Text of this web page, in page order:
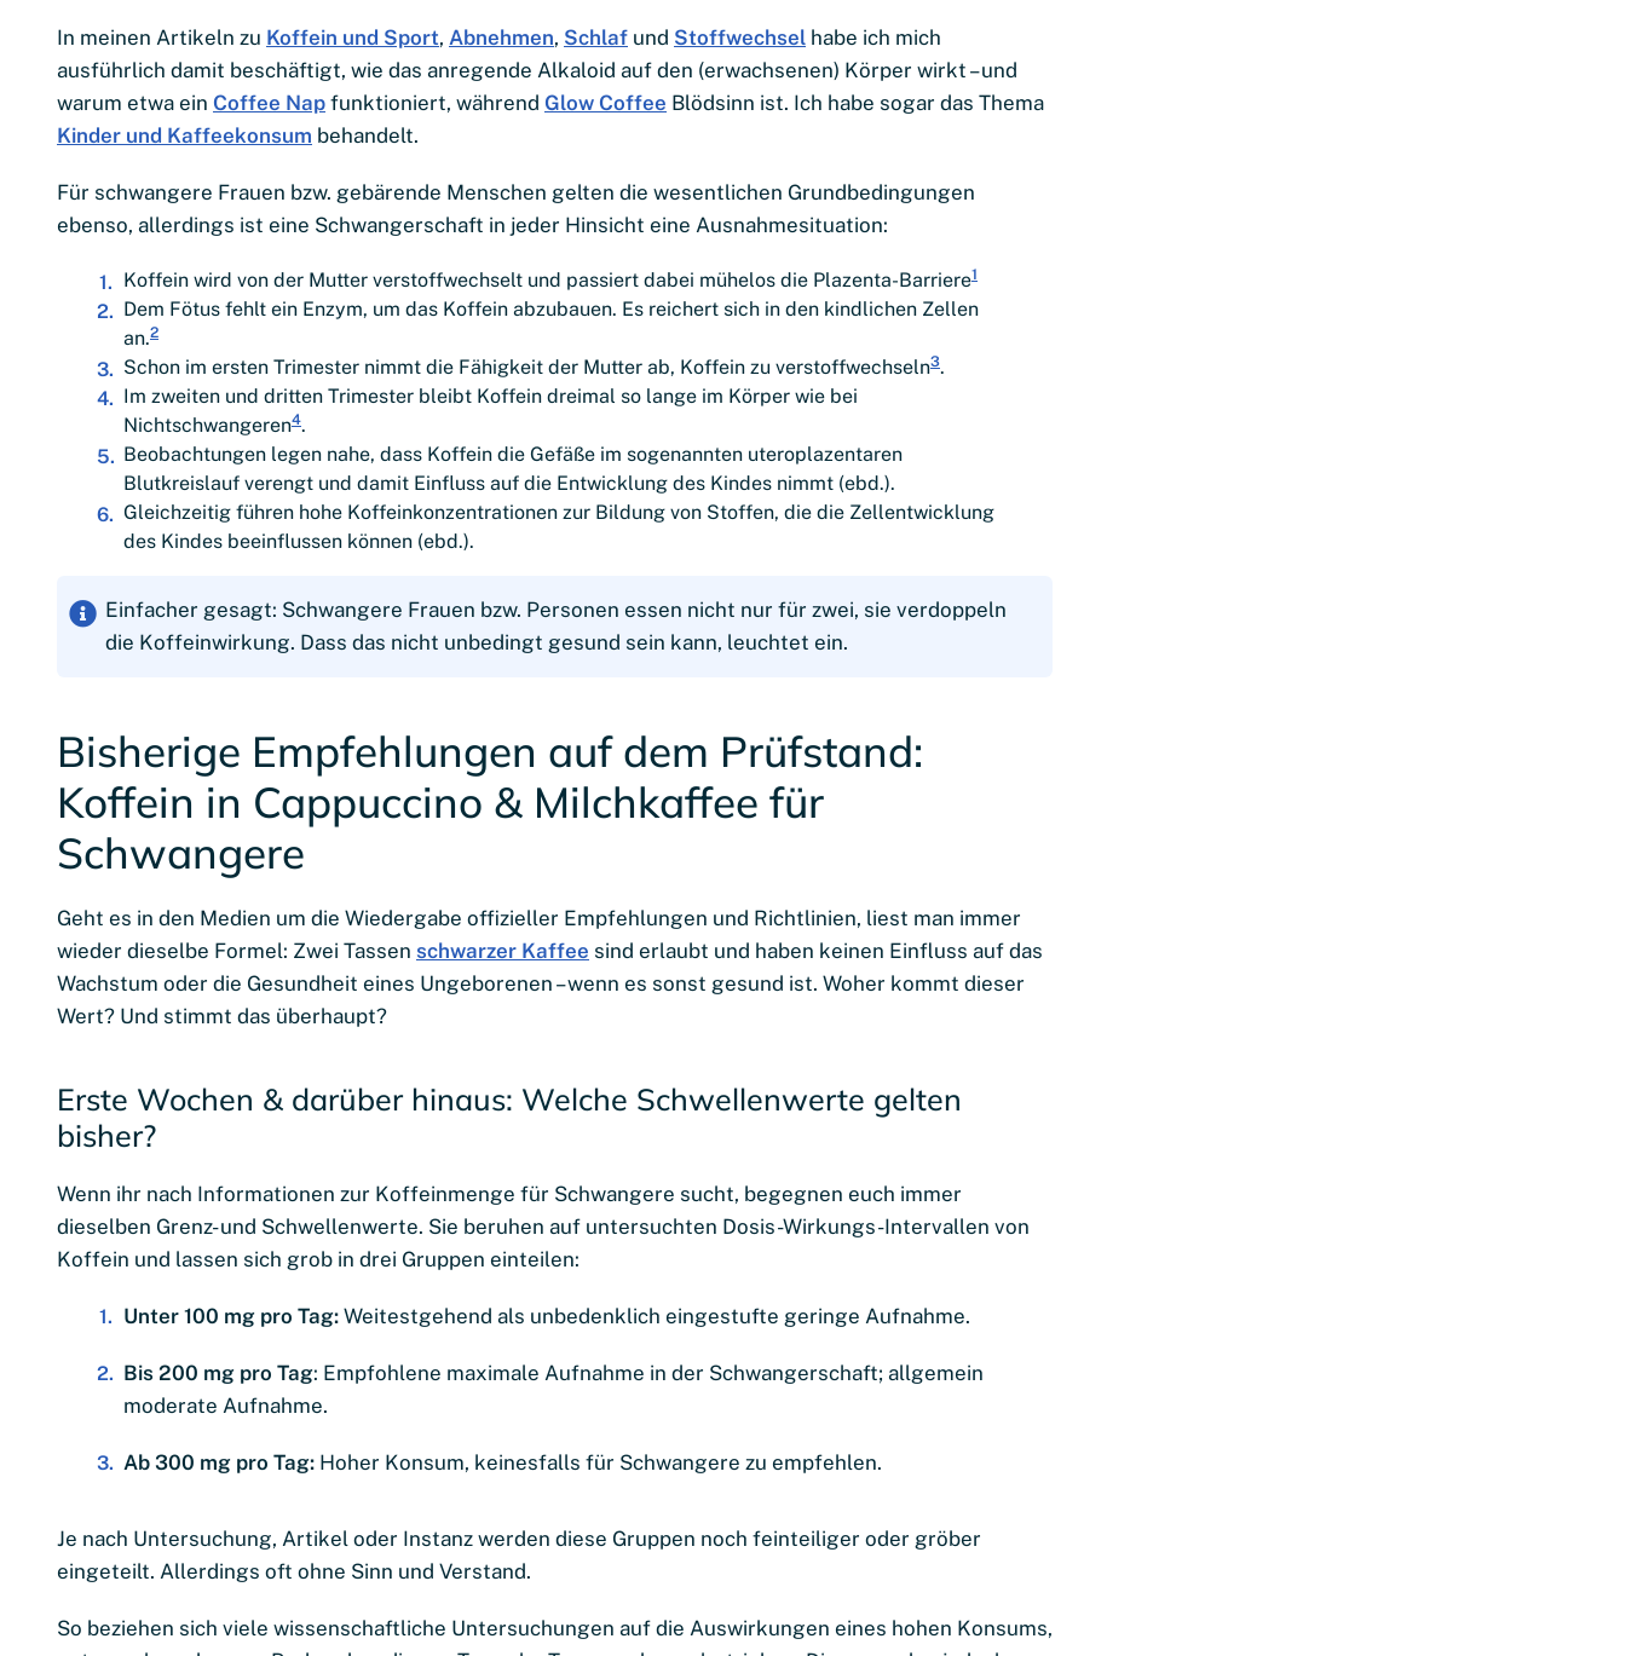
In meinen Artikeln zu Koffein und Sport, Abnehmen, Schlaf und Stoffwechsel habe ich mich
ausführlich damit beschäftigt, wie das anregende Alkaloid auf den (erwachsenen) Körper wirkt – und
warum etwa ein Coffee Nap funktioniert, während Glow Coffee Blödsinn ist. Ich habe sogar das Thema
Kinder und Kaffeekonsum behandelt.
Für schwangere Frauen bzw. gebärende Menschen gelten die wesentlichen Grundbedingungen
ebenso, allerdings ist eine Schwangerschaft in jeder Hinsicht eine Ausnahmesituation:
Koffein wird von der Mutter verstoffwechselt und passiert dabei mühelos die Plazenta-Barriere1
Dem Fötus fehlt ein Enzym, um das Koffein abzubauen. Es reichert sich in den kindlichen Zellen
an.2
Schon im ersten Trimester nimmt die Fähigkeit der Mutter ab, Koffein zu verstoffwechseln3.
Im zweiten und dritten Trimester bleibt Koffein dreimal so lange im Körper wie bei
Nichtschwangeren4.
Beobachtungen legen nahe, dass Koffein die Gefäße im sogenannten uteroplazentaren
Blutkreislauf verengt und damit Einfluss auf die Entwicklung des Kindes nimmt (ebd.).
Gleichzeitig führen hohe Koffeinkonzentrationen zur Bildung von Stoffen, die die Zellentwicklung
des Kindes beeinflussen können (ebd.).
Einfacher gesagt: Schwangere Frauen bzw. Personen essen nicht nur für zwei, sie verdoppeln
die Koffeinwirkung. Dass das nicht unbedingt gesund sein kann, leuchtet ein.
Bisherige Empfehlungen auf dem Prüfstand:
Koffein in Cappuccino & Milchkaffee für
Schwangere
Geht es in den Medien um die Wiedergabe offizieller Empfehlungen und Richtlinien, liest man immer
wieder dieselbe Formel: Zwei Tassen schwarzer Kaffee sind erlaubt und haben keinen Einfluss auf das
Wachstum oder die Gesundheit eines Ungeborenen – wenn es sonst gesund ist. Woher kommt dieser
Wert? Und stimmt das überhaupt?
Erste Wochen & darüber hinaus: Welche Schwellenwerte gelten
bisher?
Wenn ihr nach Informationen zur Koffeinmenge für Schwangere sucht, begegnen euch immer
dieselben Grenz- und Schwellenwerte. Sie beruhen auf untersuchten Dosis-Wirkungs-Intervallen von
Koffein und lassen sich grob in drei Gruppen einteilen:
Unter 100 mg pro Tag: Weitestgehend als unbedenklich eingestufte geringe Aufnahme.
Bis 200 mg pro Tag: Empfohlene maximale Aufnahme in der Schwangerschaft; allgemein
moderate Aufnahme.
Ab 300 mg pro Tag: Hoher Konsum, keinesfalls für Schwangere zu empfehlen.
Je nach Untersuchung, Artikel oder Instanz werden diese Gruppen noch feinteiliger oder gröber
eingeteilt. Allerdings oft ohne Sinn und Verstand.
So beziehen sich viele wissenschaftliche Untersuchungen auf die Auswirkungen eines hohen Konsums,